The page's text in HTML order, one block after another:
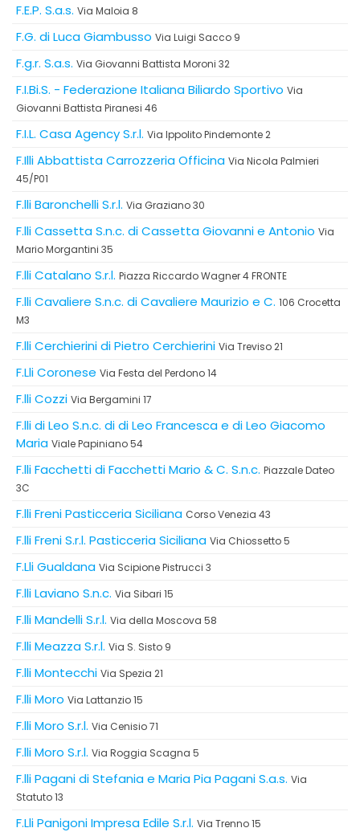
F.E.P. S.a.s. Via Maloia 8
F.G. di Luca Giambusso Via Luigi Sacco 9
F.g.r. S.a.s. Via Giovanni Battista Moroni 32
F.I.Bi.S. - Federazione Italiana Biliardo Sportivo Via
Giovanni Battista Piranesi 46
F.I.L. Casa Agency S.r.l. Via Ippolito Pindemonte 2
F.Illi Abbattista Carrozzeria Officina Via Nicola Palmieri
45/P01
F.lli Baronchelli S.r.l. Via Graziano 30
F.lli Cassetta S.n.c. di Cassetta Giovanni e Antonio Via
Mario Morgantini 35
F.lli Catalano S.r.l. Piazza Riccardo Wagner 4 FRONTE
F.lli Cavaliere S.n.c. di Cavaliere Maurizio e C. 106 Crocetta
M3
F.lli Cerchierini di Pietro Cerchierini Via Treviso 21
F.Lli Coronese Via Festa del Perdono 14
F.lli Cozzi Via Bergamini 17
F.lli di Leo S.n.c. di di Leo Francesca e di Leo Giacomo
Maria Viale Papiniano 54
F.lli Facchetti di Facchetti Mario & C. S.n.c. Piazzale Dateo
3C
F.lli Freni Pasticceria Siciliana Corso Venezia 43
F.lli Freni S.r.l. Pasticceria Siciliana Via Chiossetto 5
F.Lli Gualdana Via Scipione Pistrucci 3
F.lli Laviano S.n.c. Via Sibari 15
F.lli Mandelli S.r.l. Via della Moscova 58
F.lli Meazza S.r.l. Via S. Sisto 9
F.lli Montecchi Via Spezia 21
F.lli Moro Via Lattanzio 15
F.lli Moro S.r.l. Via Cenisio 71
F.lli Moro S.r.l. Via Roggia Scagna 5
F.lli Pagani di Stefania e Maria Pia Pagani S.a.s. Via
Statuto 13
F.Lli Panigoni Impresa Edile S.r.l. Via Trenno 15